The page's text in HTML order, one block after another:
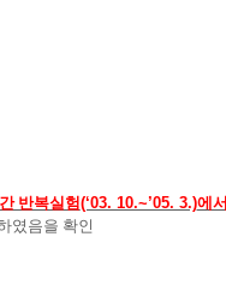
반복실험(‘03. 10.~’05. 3.)에서
였음을 확인